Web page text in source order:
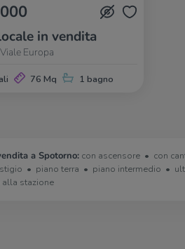
in vendita
Europa
76 Mq 1 bagno
a Spotorno: con ascensore con
piano terra piano intermedio
alla stazione